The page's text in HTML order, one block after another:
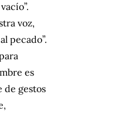
voz,
pecado”.
es
de gestos